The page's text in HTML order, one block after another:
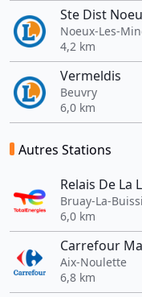
Ste Dist
Noeux-Les-
4,2 km
Vermeldis
Beuvry
6,0 km
Autres Stations
Relais De La
Bruay-La-
6,0 km
Carrefour
Aix-Noulette
6,8 km